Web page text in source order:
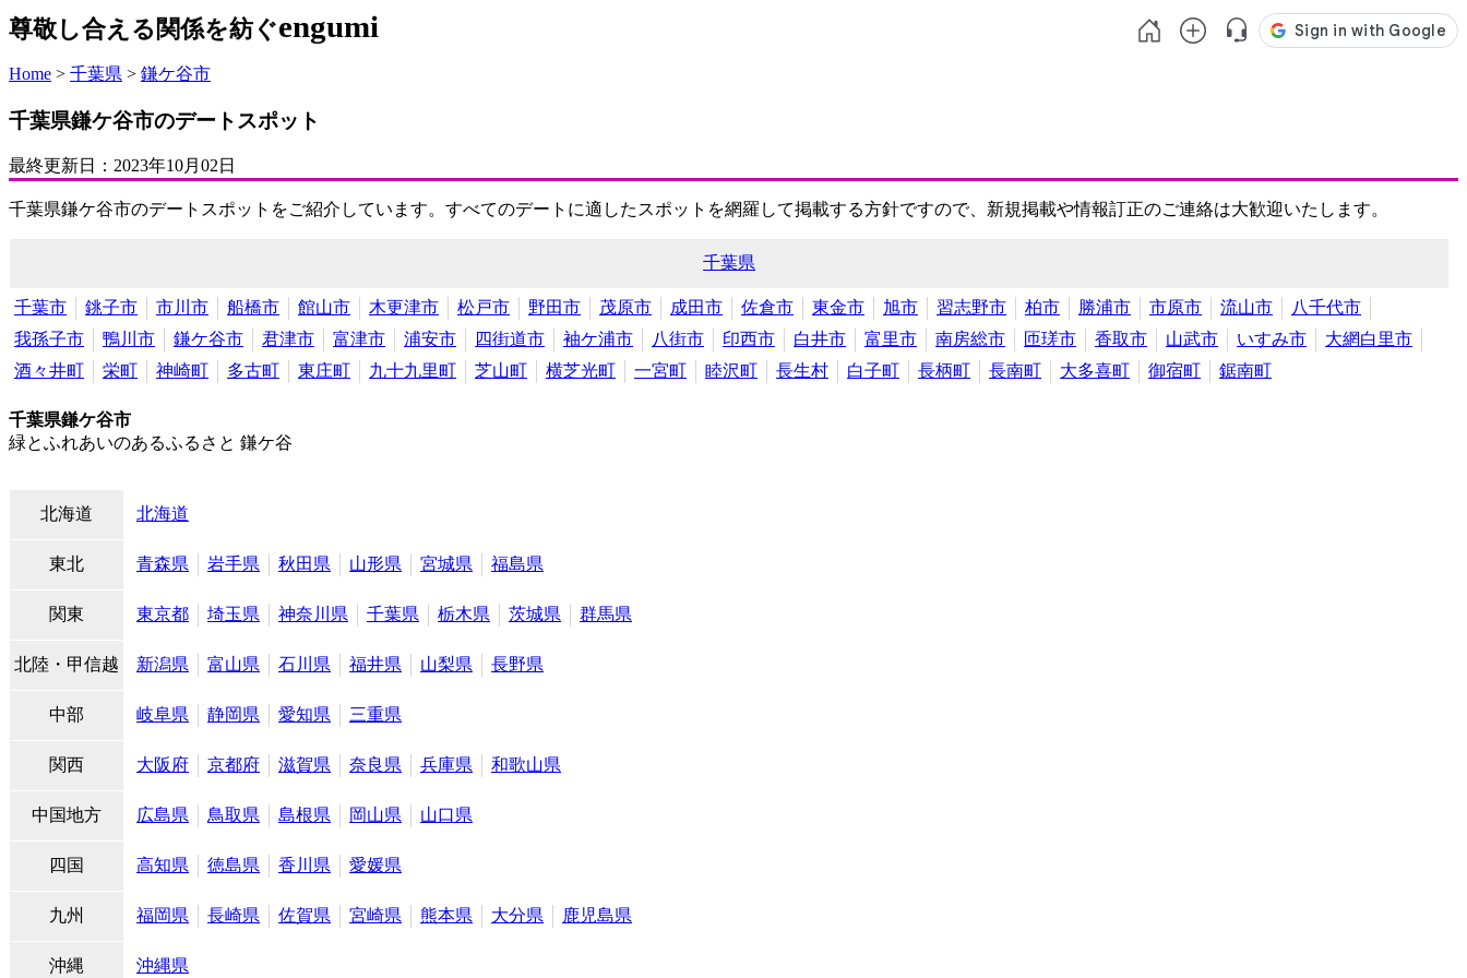
尊敬し合える関係を紡ぐengumi
Home > 千葉県 > 鎌ケ谷市
千葉県鎌ケ谷市のデートスポット
最終更新日： 2023年10月02日
千葉県鎌ケ谷市のデートスポットをご紹介しています。すべてのデートに適したスポットを網羅して掲載する方針ですので、新規掲載や情報訂正のご連絡は大歓迎いたします。
千葉県
千葉市 銚子市 市川市 船橋市 館山市 木更津市 松戸市 野田市 茂原市 成田市 佐倉市 東金市 旭市 習志野市 柏市 勝浦市 市原市 流山市
八千代市
我孫子市
鴨川市 鎌ケ谷市 君津市 富津市 浦安市 四街道市 袖ケ浦市 八街市 印西市 白井市 富里市 南房総市 匝瑳市 香取市 山武市 いすみ市
大網白里市
酒々井町
栄町 神崎町 多古町 東庄町 九十九里町 芝山町 横芝光町 一宮町 睦沢町 長生村 白子町 長柄町 長南町 大多喜町 御宿町 鋸南町
千葉県鎌ケ谷市
緑とふれあいのあるふるさと 鎌ケ谷
北海道 北海道
東北 青森県 岩手県 秋田県 山形県 宮城県 福島県
関東 東京都 埼玉県 神奈川県 千葉県 栃木県 茨城県 群馬県
北陸・甲信越 新潟県 富山県 石川県 福井県 山梨県 長野県
中部 岐阜県 静岡県 愛知県 三重県
関西 大阪府 京都府 滋賀県 奈良県 兵庫県 和歌山県
中国地方 広島県 鳥取県 島根県 岡山県 山口県
四国 高知県 徳島県 香川県 愛媛県
九州 福岡県 長崎県 佐賀県 宮崎県 熊本県 大分県 鹿児島県
沖縄 沖縄県